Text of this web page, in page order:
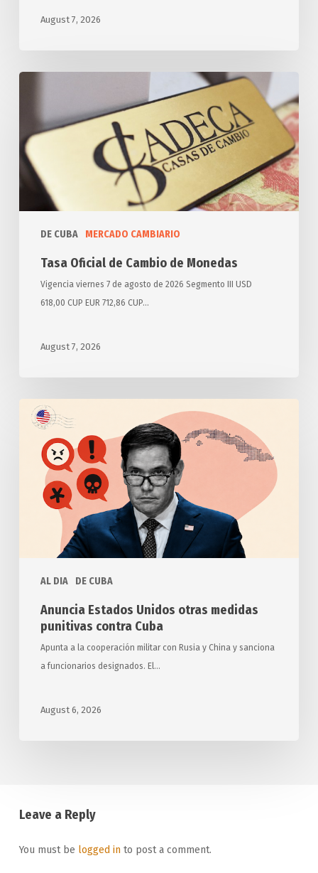
August 7, 2026
DE CUBA MERCADO CAMBIARIO
Cambio
de
Monedas
Tasa Oficial de Cambio de Monedas
Vigencia viernes 7 de agosto de 2026 Segmento III USD
618,00 CUP EUR 712,86 CUP…
August 7, 2026
AL DIA DE CUBA
Anuncia
Estados
Unidos
medidas
punitivas
Anuncia Estados Unidos otras medidas
punitivas contra Cuba
Apunta a la cooperación militar con Rusia y China y sanciona
a funcionarios designados. El…
August 6, 2026
Leave a Reply
You must be logged into post a comment.